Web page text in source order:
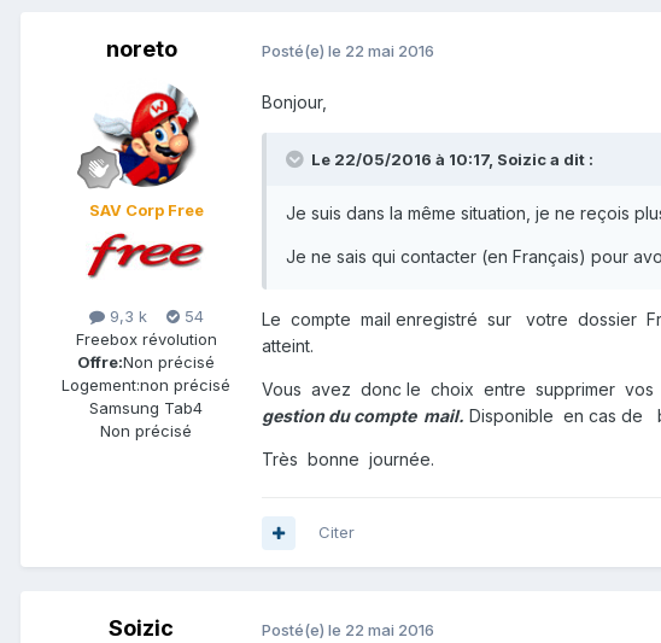
noreto
SAV Corp Free
9,3 k
54
Freebox révolution
Offre:Non précisé
Logement:non précisé
Samsung Tab4
Non précisé
Posté(e) le 22 mai 2016
Bonjour,
Le 22/05/2016 à 10:17, Soizica dit :
Je suis dans la même situation, je ne reçois
Je ne sais qui contacter (en Français) pour
Le compte mail enregistré sur votre dossier
atteint.
Vous avez donc le choix entre supprimer
gestion du compte mail. Disponible en cas de
Très bonne journée.
Citer
Soizic Posté(e) le 22 mai 2016